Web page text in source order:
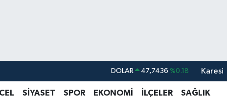
DOLAR 47,7436 %0.18
EURO 55,2510 %0.32
Karesi
SİYASET SPOR EKONOMİ İLÇELER SAĞLIK